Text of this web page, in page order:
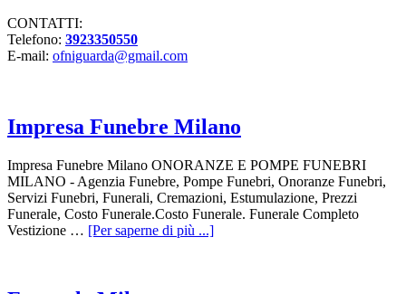
CONTATTI:
Telefono: 3923350550
E-mail: ofniguarda@gmail.com
Impresa Funebre Milano
Impresa Funebre Milano ONORANZE E POMPE FUNEBRI
MILANO - Agenzia Funebre, Pompe Funebri, Onoranze Funebri,
Servizi Funebri, Funerali, Cremazioni, Estumulazione, Prezzi
Funerale, Costo Funerale.Costo Funerale. Funerale Completo
Vestizione … [Per saperne di più ...]